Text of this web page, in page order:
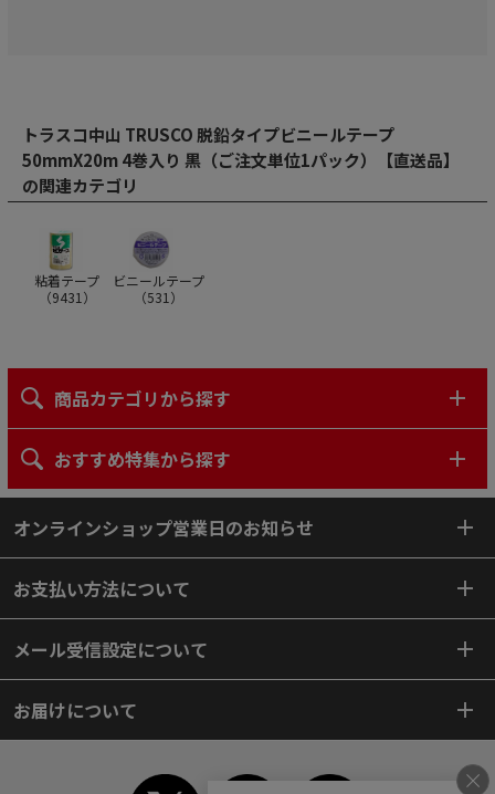
トラスコ中山 TRUSCO 脱鉛タイプビニールテープ
50mmX20m 4巻入り 黒（ご注文単位1パック）【直送品】
の関連カテゴリ
粘着テープ
（9431 ）
ビニールテープ
（531 ）
商品カテゴリから探す
おすすめ特集から探す
オンラインショップ営業日のお知らせ
お支払い方法について
メール受信設定について
お届けについて